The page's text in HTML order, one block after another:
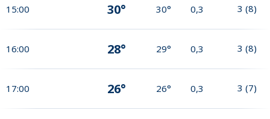
15:00 30° 30° 0,3 3 (8)
16:00 28° 29° 0,3 3 (8)
17:00 26° 26° 0,3 3 (7)